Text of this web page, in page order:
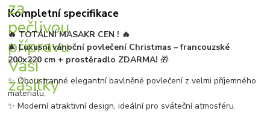
Kompletní specifikace
🔥 TOTÁLNÍ MASAKR CEN ! 🔥
🎄Luxusní vánoční povlečení Christmas – francouzské
200x220 cm + prostěradlo ZDARMA! 🎁
✨ Oboustranné elegantní bavlněné povlečení z velmi příjemného
materiálu.
✨ Moderní atraktivní design, ideální pro sváteční atmosféru.